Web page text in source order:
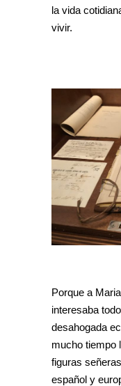
la vida
vivir.
Porque a
interesaba
desahogada
mucho tiempo
figuras
español y